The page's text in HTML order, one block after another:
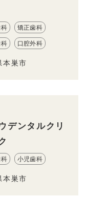
矯正歯科
口腔外科
本巣市
デンタルクリ
小児歯科
本巣市